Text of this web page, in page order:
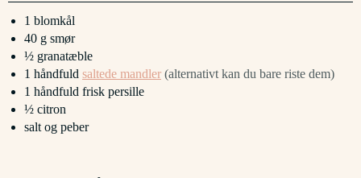
1 blomkål
40 g smør
½ granatæble
1 håndfuld saltede mandler (alternativt kan du bare riste dem)
1 håndfuld frisk persille
½ citron
salt og peber